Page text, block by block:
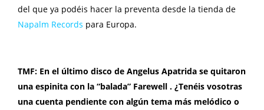
del que ya podéis hacer la preventa desde la tienda de
Napalm Records para Europa.
TMF: En el último disco de Angelus Apatrida se quitaron
una espinita con la “balada” Farewell . ¿Tenéis vosotras
una cuenta pendiente con algún tema más melódico o